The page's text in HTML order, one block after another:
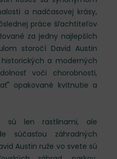
a nadčasovej krásy,
práce šľachtiteľov
za jedny najlepších
storočí David Austin
a moderných
voči chorobnosti,
opakované kvitnutie a
sú len rastlinami, ale
súčasťou záhradných
Austin ruže vo svete sú